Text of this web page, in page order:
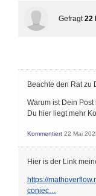
Gefragt 22
Beachte den Rat zu
Warum ist Dein
Du hier liegt mehr
Kommentiert 22 Mai
Hier is der Link
https://
conjec…